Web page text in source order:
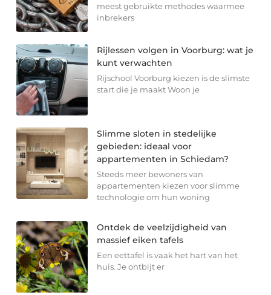
meest gebruikte methodes waarmee
inbrekers
Rijlessen volgen in Voorburg: wat je
kunt verwachten
Rijschool Voorburg kiezen is de slimste
start die je maakt Woon je
Slimme sloten in stedelijke
gebieden: ideaal voor
appartementen in Schiedam?
Steeds meer bewoners van
appartementen kiezen voor slimme
technologie om hun woning
Ontdek de veelzijdigheid van
massief eiken tafels
Een eettafel is vaak het hart van het
huis. Je ontbijt er